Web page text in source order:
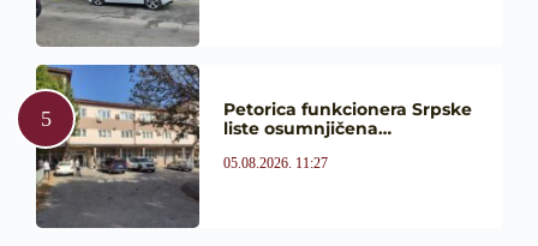
Petorica funkcionera Srpske
liste osumnjičena…
05.08.2026. 11:27